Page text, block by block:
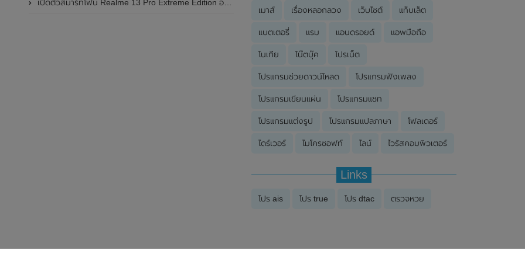
เปิดตัวสมาร์ทโฟน Realme 13 Pro Extreme Edition อย่างเป็นทางการแล้วในประเทศจีน
เมาส์ เรื่องหลอกลวง เว็บไซต์ แท็บเล็ต
แบตเตอรี่ แรม แอนดรอยด์ แอพมือถือ
โนเกีย โน๊ตบุ๊ค โปรเน็ต
โปรแกรมช่วยดาวน์โหลด โปรแกรมฟังเพลง
โปรแกรมเขียนแผ่น โปรแกรมแชท
โปรแกรมแต่งรูป โปรแกรมแปลภาษา โฟลเดอร์
ไดร์เวอร์ ไมโครซอฟท์ ไลน์ ไวรัสคอมพิวเตอร์
Links
โปร ais โปร true โปร dtac ตรวจหวย